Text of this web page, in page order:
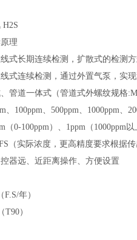
H2S
理
式长期连续检测，扩散式的检测方
式连续检测，通过外置气泵，实
管道一体式（管道式外螺纹规格
、100ppm、500ppm、1000ppm、
（0-100ppm）、1ppm（1000ppm以
（实际浓度，更高精度要求根据传
器远、近距离操作、方便设置
F.S/年）
T90）